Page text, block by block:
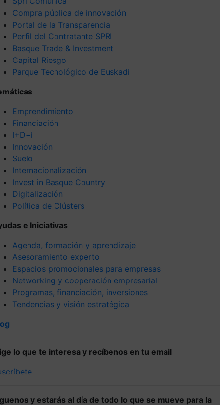
Compra pública de innovación
Portal de la Transparencia
Perfil del Contratante SPRI
Basque Trade & Investment
Capital Riesgo
Parque Tecnológico de Euskadi
Emprendimiento
Financiación
I+D+i
Innovación
Suelo
Internacionalización
Invest in Basque Country
Digitalización
Política de Clústers
e Iniciativas
Agenda, formación y aprendizaje
Asesoramiento experto
Espacios promocionales para empresas
Networking y cooperación empresarial
Programas, financiación, inversiones
Tendencias y visión estratégica
lo que te interesa y recíbenos en tu email
y estarás al día de todo lo que se mueve para la